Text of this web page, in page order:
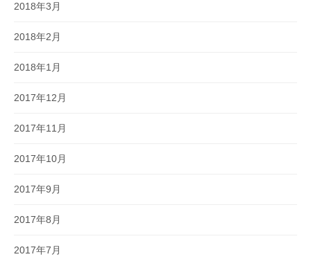
2018年3月
2018年2月
2018年1月
2017年12月
2017年11月
2017年10月
2017年9月
2017年8月
2017年7月